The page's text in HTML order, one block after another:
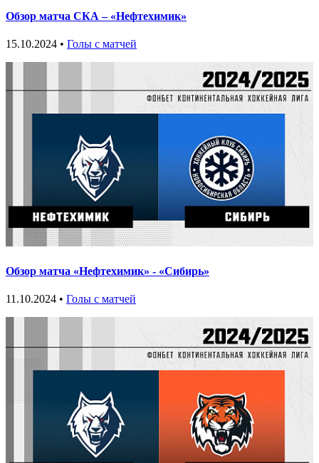
Обзор матча СКА – «Нефтехимик»
15.10.2024 • Голы с матчей
Обзор матча «Нефтехимик» - «Сибирь»
11.10.2024 • Голы с матчей